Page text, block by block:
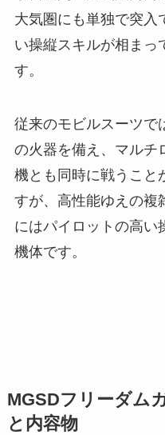
大気圏にも単独で突入
い操縦スキルが相まっ
す。
従来のモビルスーツで
の火器を備え、マルチ
機とも同時に戦うこと
すが、高性能ゆえの複
にはパイロットの高い
機体です。
MGSDフリーダム
と内容物